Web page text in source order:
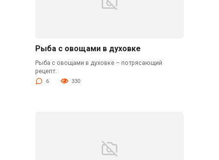
Рыба с овощами в духовке
Рыба с овощами в духовке – потрясающий
рецепт.
6 330